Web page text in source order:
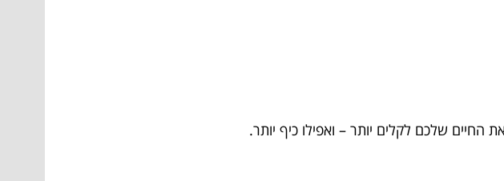
החיים שלכם לקלים יותר – ואפילו כיף יותר.